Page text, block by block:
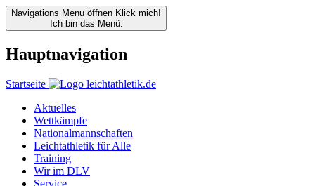
Navigations Menu öffnen Klick mich!
Ich bin das Menü.
Hauptnavigation
Startseite
Aktuelles
Wettkämpfe
Nationalmannschaften
Leichtathletik für Alle
Training
Wir im DLV
Service